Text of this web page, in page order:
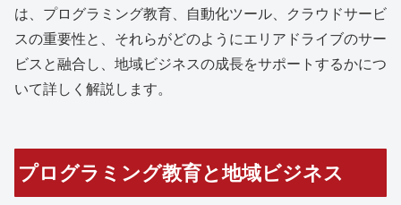
は、プログラミング教育、自動化ツール、クラウドサービ
スの重要性と、それらがどのようにエリアドライブのサー
ビスと融合し、地域ビジネスの成長をサポートするかにつ
いて詳しく解説します。
プログラミング教育と地域ビジネス